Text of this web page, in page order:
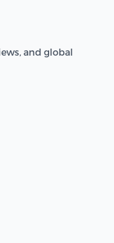
and global